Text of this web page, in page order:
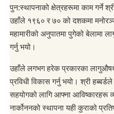
पुन:स्थापनाको क्षेत्रहरूमा काम गर्ने
उहाँले १९६० र ७० को दशकमा
महामारीको अनुपातमा पुगेको बेलामा
गर्नु भयो।
उहाँले लगभग हरेक प्रकारका
प्रविधी विकास गर्नु भयो। श्री
सहयोगको लागि आफ्ना आविष्कारहरू
नार्कोननको स्थापना यही कुराको